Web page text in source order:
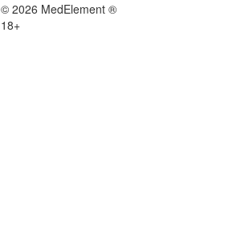
© 2026 MedElement ®
18+